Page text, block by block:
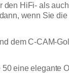
HiFi- als
wenn Sie
dem C-CAM-
eine elegante